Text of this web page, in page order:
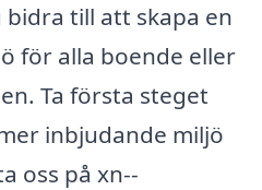
till att skapa en
för alla boende eller
Ta första steget
inbjudande miljö
oss på xn--